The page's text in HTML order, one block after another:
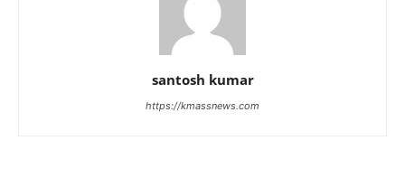
santosh kumar
https://kmassnews.com